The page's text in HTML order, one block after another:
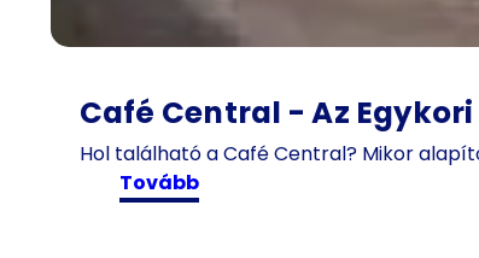
Café Central - Az
Hol található a Café Central? Mikor
tovább:
C